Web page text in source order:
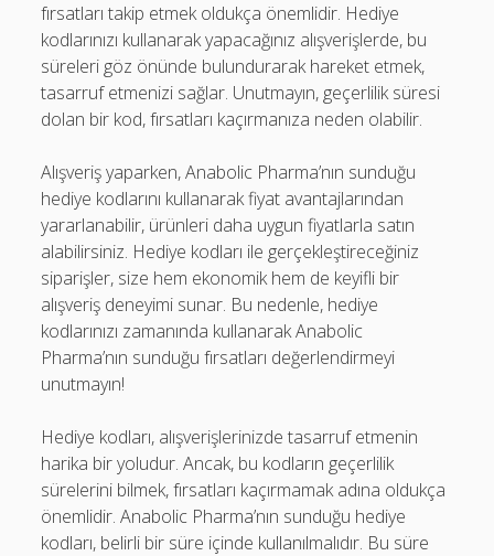
fırsatları takip etmek oldukça önemlidir. Hediye
kodlarınızı kullanarak yapacağınız alışverişlerde, bu
süreleri göz önünde bulundurarak hareket etmek,
tasarruf etmenizi sağlar. Unutmayın, geçerlilik süresi
dolan bir kod, fırsatları kaçırmanıza neden olabilir.
Alışveriş yaparken, Anabolic Pharma’nın sunduğu
hediye kodlarını kullanarak fiyat avantajlarından
yararlanabilir, ürünleri daha uygun fiyatlarla satın
alabilirsiniz. Hediye kodları ile gerçekleştireceğiniz
siparişler, size hem ekonomik hem de keyifli bir
alışveriş deneyimi sunar. Bu nedenle, hediye
kodlarınızı zamanında kullanarak Anabolic
Pharma’nın sunduğu fırsatları değerlendirmeyi
unutmayın!
Hediye kodları, alışverişlerinizde tasarruf etmenin
harika bir yoludur. Ancak, bu kodların geçerlilik
sürelerini bilmek, fırsatları kaçırmamak adına oldukça
önemlidir. Anabolic Pharma’nın sunduğu hediye
kodları, belirli bir süre içinde kullanılmalıdır. Bu süre